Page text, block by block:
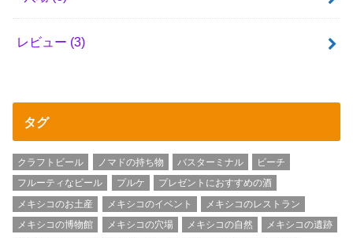
レビュー (3)
タグ
クラフトビール ノマドの持ち物 バスターミナル
ビーチ
フルーティなビール
プルケ
プレゼントにおすすめの酒
メキシコのお土産
メキシコのイベント
メキシコのレストラン
メキシコの博物館
メキシコの穴場 メキシコの自然
メキシコの遺跡